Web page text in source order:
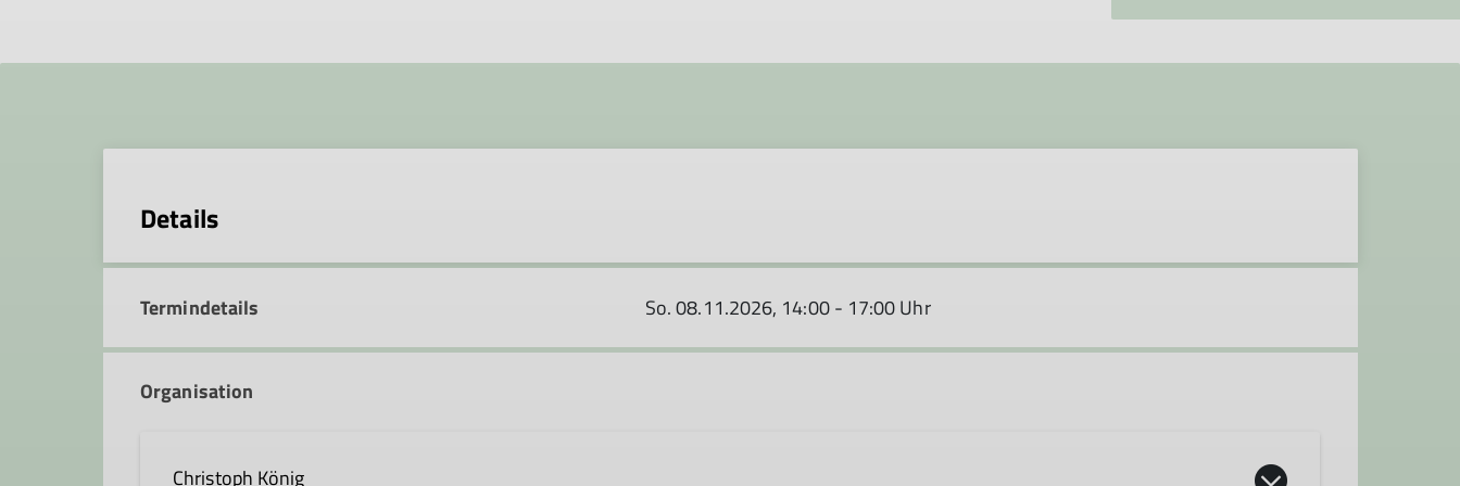
Details
Termindetails So. 08.11.2026, 14:00 - 17:00 Uhr
Organisation
Christoph König